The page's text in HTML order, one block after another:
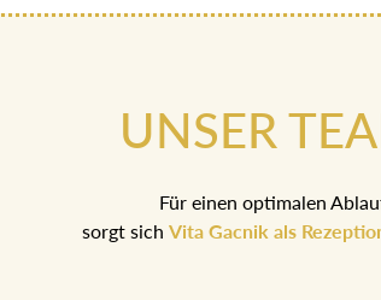
UNSER
Für einen optimalen
sorgt sich Vita Gacnik als